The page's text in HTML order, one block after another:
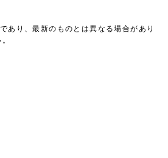
あり、最新のものとは異なる場合があり